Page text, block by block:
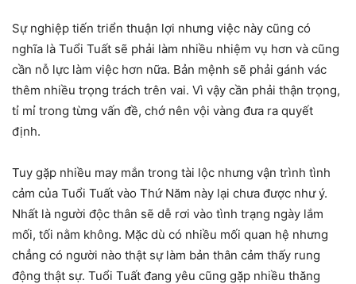
Sự nghiệp tiến triển thuận lợi nhưng việc này cũng có
nghĩa là Tuổi Tuất sẽ phải làm nhiều nhiệm vụ hơn và cũng
cần nỗ lực làm việc hơn nữa. Bản mệnh sẽ phải gánh vác
thêm nhiều trọng trách trên vai. Vì vậy cần phải thận trọng,
tỉ mỉ trong từng vấn đề, chớ nên vội vàng đưa ra quyết
định.
Tuy gặp nhiều may mắn trong tài lộc nhưng vận trình tình
cảm của Tuổi Tuất vào Thứ Năm này lại chưa được như ý.
Nhất là người độc thân sẽ dễ rơi vào tình trạng ngày lắm
mối, tối nằm không. Mặc dù có nhiều mối quan hệ nhưng
chẳng có người nào thật sự làm bản thân cảm thấy rung
động thật sự. Tuổi Tuất đang yêu cũng gặp nhiều thăng